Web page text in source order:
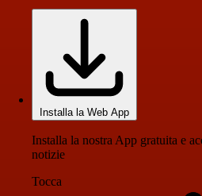
Installa la Web App
Installa la nostra App gratuita e
notizie
Tocca